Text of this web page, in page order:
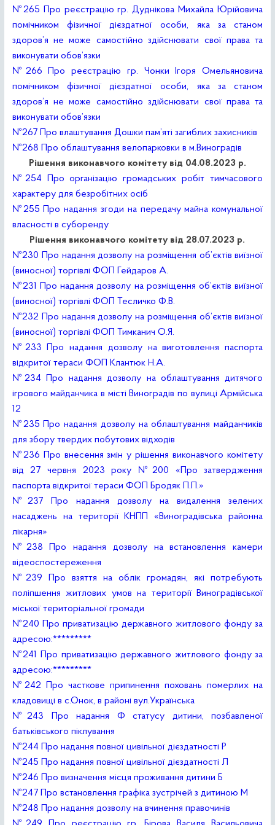
№265 Про реєстрацію гр. Дуднікова Михайла Юрійовича
помічником фізичної дієздатної особи, яка за станом
здоров’я не може самостійно здійснювати свої права та
виконувати обов’язки
№266 Про реєстрацію гр. Чонки Ігоря Омельяновича
помічником фізичної дієздатної особи, яка за станом
здоров’я не може самостійно здійснювати свої права та
виконувати обов’язки
№267 Про влаштування Дошки пам’яті загиблих захисників
№268 Про облаштування велопарковки в м.Виноградів
Рішення виконавчого комітету від 04.08.2023 р.
№254 Про організацію громадських робіт тимчасового
характеру для безробітних осіб
№255 Про надання згоди на передачу майна комунальної
власності в суборенду
Рішення виконавчого комітету від 28.07.2023 р.
№230 Про надання дозволу на розміщення об’єктів виїзної
(виносної) торгівлі ФОП Гейдаров А.
№231 Про надання дозволу на розміщення об’єктів виїзної
(виносної) торгівлі ФОП Тесличко Ф.В.
№232 Про надання дозволу на розміщення об’єктів виїзної
(виносної) торгівлі ФОП Тимканич О.Я.
№233 Про надання дозволу на виготовлення паспорта
відкритої тераси ФОП Клантюк Н.А.
№234 Про надання дозволу на облаштування дитячого
ігрового майданчика в місті Виноградів по вулиці Армійська
12
№235 Про надання дозволу на облаштування майданчиків
для збору твердих побутових відходів
№236 Про внесення змін у рішення виконавчого комітету
від 27 червня 2023 року №200 «Про затвердження
паспорта відкритої тераси ФОП Бродяк П.П.»
№237 Про надання дозволу на видалення зелених
насаджень на території КНПП «Виноградівська районна
лікарня»
№238 Про надання дозволу на встановлення камери
відеоспостереження
№239 Про взяття на облік громадян, які потребують
поліпшення житлових умов на території Виноградівської
міської територіальної громади
№240 Про приватизацію державного житлового фонду за
адресою:*********
№241 Про приватизацію державного житлового фонду за
адресою:*********
№242 Про часткове припинення поховань померлих на
кладовищі в с.Онок, в районі вул.Українська
№243 Про надання Ф статусу дитини, позбавленої
батьківського піклування
№244 Про надання повної цивільної дієздатності Р
№245 Про надання повної цивільної дієздатності Л
№246 Про визначення місця проживання дитини Б
№247 Про встановлення графіка зустрічей з дитиною М
№248 Про надання дозволу на вчинення правочинів